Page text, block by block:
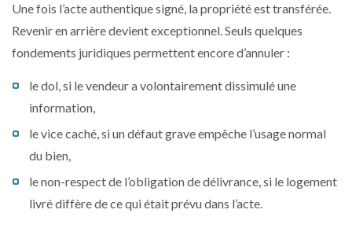
Une fois l’acte authentique signé, la propriété est transférée.
Revenir en arrière devient exceptionnel. Seuls quelques
fondements juridiques permettent encore d’annuler :
le dol, si le vendeur a volontairement dissimulé une
information,
le vice caché, si un défaut grave empêche l’usage normal
du bien,
le non-respect de l’obligation de délivrance, si le logement
livré diffère de ce qui était prévu dans l’acte.